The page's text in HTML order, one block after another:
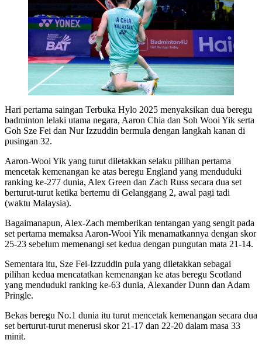
Hari pertama saingan Terbuka Hylo 2025 menyaksikan dua beregu
badminton lelaki utama negara, Aaron Chia dan Soh Wooi Yik serta
Goh Sze Fei dan Nur Izzuddin bermula dengan langkah kanan di
pusingan 32.
Aaron-Wooi Yik yang turut diletakkan selaku pilihan pertama
mencetak kemenangan ke atas beregu England yang menduduki
ranking ke-277 dunia, Alex Green dan Zach Russ secara dua set
berturut-turut ketika bertemu di Gelanggang 2, awal pagi tadi
(waktu Malaysia).
Bagaimanapun, Alex-Zach memberikan tentangan yang sengit pada
set pertama memaksa Aaron-Wooi Yik menamatkannya dengan skor
25-23 sebelum memenangi set kedua dengan pungutan mata 21-14.
Sementara itu, Sze Fei-Izzuddin pula yang diletakkan sebagai
pilihan kedua mencatatkan kemenangan ke atas beregu Scotland
yang menduduki ranking ke-63 dunia, Alexander Dunn dan Adam
Pringle.
Bekas beregu No.1 dunia itu turut mencetak kemenangan secara dua
set berturut-turut menerusi skor 21-17 dan 22-20 dalam masa 33
minit.